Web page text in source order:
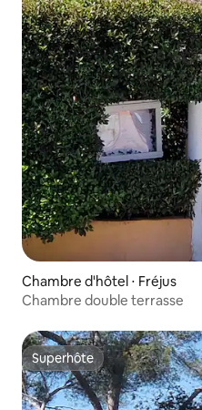
Chambre d'hôtel ⋅ Fréjus
Chambre double terrasse
Superhôte
Superhôte